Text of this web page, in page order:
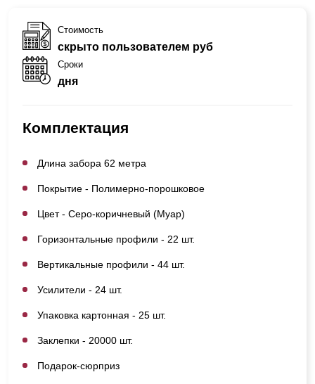
Стоимость
скрыто пользователем руб
Сроки
дня
Комплектация
Длина забора 62 метра
Покрытие - Полимерно-порошковое
Цвет - Серо-коричневый (Муар)
Горизонтальные профили - 22 шт.
Вертикальные профили - 44 шт.
Усилители - 24 шт.
Упаковка картонная - 25 шт.
Заклепки - 20000 шт.
Подарок-сюрприз